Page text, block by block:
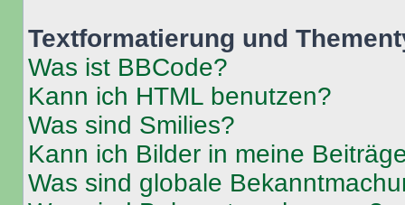
Textformatierung und
Was ist BBCode?
Kann ich HTML benutzen?
Was sind Smilies?
Kann ich Bilder in meine
Was sind globale